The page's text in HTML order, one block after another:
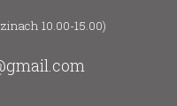
10.00-15.00)